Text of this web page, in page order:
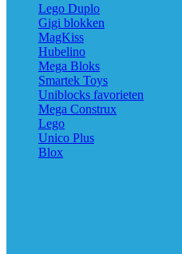
Lego Duplo
Gigi blokken
MagKiss
Hubelino
Mega Bloks
Smartek Toys
Uniblocks favorieten
Mega Construx
Lego
Unico Plus
Blox